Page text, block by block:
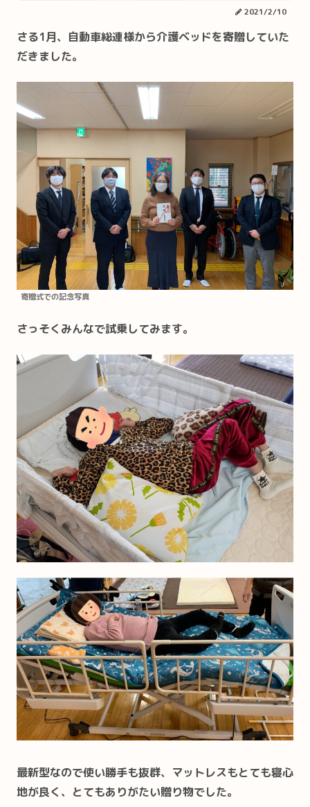
2021/2/10
さる1月、自動車総連様から介護ベッドを寄贈していた
だきました。
寄贈式での記念写真
さっそくみんなで試乗してみます。
最新型なので使い勝手も抜群、マットレスもとても寝心
地が良く、とてもありがたい贈り物でした。